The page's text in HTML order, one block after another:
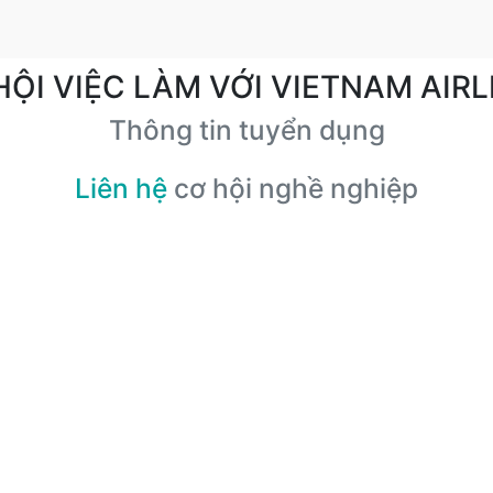
VIỆC LÀM VỚI VIETNAM
Thông tin tuyển dụng
Liên hệ cơ hội nghề nghiệp